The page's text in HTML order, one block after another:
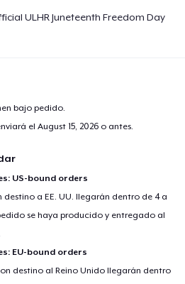
ULHR Juneteenth Freedom Day
bajo pedido.
elAugust 15, 2026 o antes.
US-bound orders
destino a EE. UU. llegarán dentro de 4 a
se haya producido y entregado al
EU-bound orders
destino al Reino Unido llegarán dentro